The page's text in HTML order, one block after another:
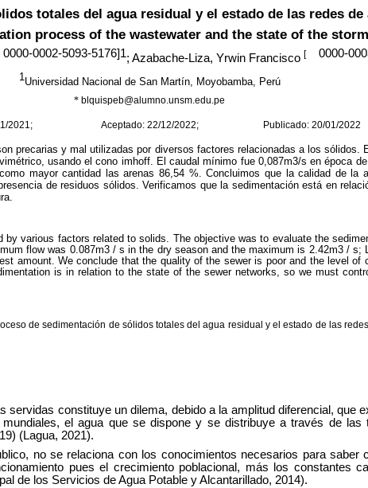
totales del agua residual y el estado de las redes
process of the wastewater and the state of the
0000-0002-5093-5176]1; Azabache-Liza, Yrwin Francisco [ 0000-
1Universidad Nacional de San Martín, Moyobamba, Perú
* blquispeb@alumno.unsm.edu.pe
11/2021; Aceptado: 22/12/2022; Publicado: 20/01/2022
precarias y mal utilizadas por diversos factores relacionadas a los
usando el cono imhoff. El caudal mínimo fue 0,087m3/s en época
mayor cantidad las arenas 86,54 %. Concluimos que la calidad de
de residuos sólidos. Verificamos que la sedimentación está en
various factors related to solids. The objective was to evaluate the
flow was 0.087m3 / s in the dry season and the maximum is 2.42m3 /
amount. We conclude that the quality of the sewer is poor and the level
is in relation to the state of the sewer networks, so we must
de sedimentación de sólidos totales del agua residual y el estado de las
servidas constituye un dilema, debido a la amplitud diferencial,
el agua que se dispone y se distribuye a través de
(Lagua, 2021).
no se relaciona con los conocimientos necesarios para
pues el crecimiento poblacional, más los constantes
de los Servicios de Agua Potable y Alcantarillado, 2014).